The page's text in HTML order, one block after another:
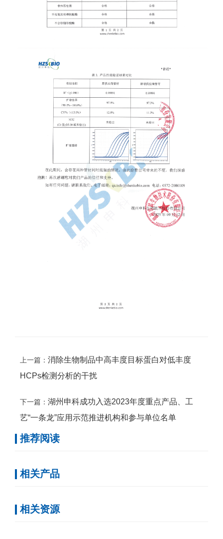
上一篇： 消除生物制品中高丰度目标蛋白对低丰度
HCPs检测分析的干扰
下一篇： 湖州申科成功入选2023年度重点产品、工
艺“一条龙”应用示范推进机构和参与单位名单
推荐阅读
相关产品
相关资源